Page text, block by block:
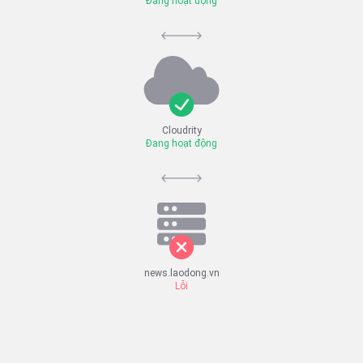
Cloudrity
Đang hoạt động
news.laodong.vn
Lỗi